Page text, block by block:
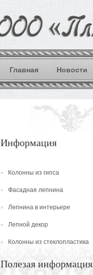
Главная Новости
Информация
Колонны из гипса
Фасадная лепнина
Лепнина в интерьере
Лепной декор
Колонны из стеклопластика
Полезая информация